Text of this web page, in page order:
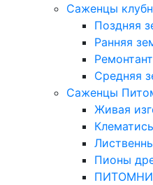
Саженцы
Поздняя
Ранняя
Средняя
Саженцы
Живая
Пионы